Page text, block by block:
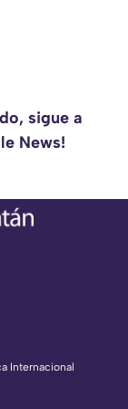
sigue a
News!
Internacional